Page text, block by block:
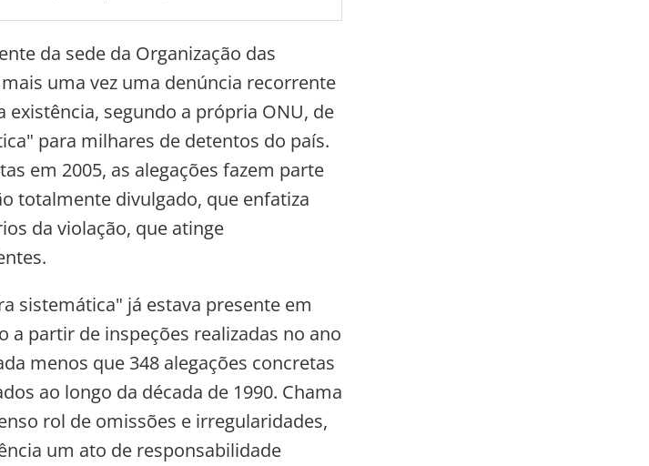
da sede da Organização das
uma vez uma denúncia recorrente
existência, segundo a própria ONU, de
para milhares de detentos do país.
em 2005, as alegações fazem parte
totalmente divulgado, que enfatiza
da violação, que atinge
sistemática" já estava presente em
a partir de inspeções realizadas no ano
menos que 348 alegações concretas
ao longo da década de 1990. Chama
rol de omissões e irregularidades,
um ato de responsabilidade